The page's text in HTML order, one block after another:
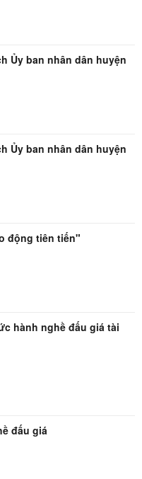
Ủy ban nhân dân huyện
Ủy ban nhân dân huyện
động tiên tiến"
hành nghề đấu giá tài
đấu giá